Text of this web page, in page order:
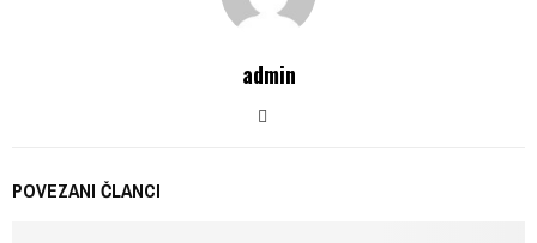
admin
POVEZANI ČLANCI